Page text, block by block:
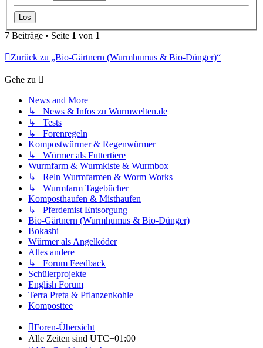
7 Beiträge • Seite 1 von 1
Zurück zu „Bio-Gärtnern (Wurmhumus & Bio-Dünger)“
Gehe zu
News and More
↳ News & Infos zu Wurmwelten.de
↳ Tests
↳ Forenregeln
Kompostwürmer & Regenwürmer
↳ Würmer als Futtertiere
Wurmfarm & Wurmkiste & Wurmbox
↳ Reln Wurmfarmen & Worm Works
↳ Wurmfarm Tagebücher
Komposthaufen & Misthaufen
↳ Pferdemist Entsorgung
Bio-Gärtnern (Wurmhumus & Bio-Dünger)
Bokashi
Würmer als Angelköder
Alles andere
↳ Forum Feedback
Schülerprojekte
English Forum
Terra Preta & Pflanzenkohle
Komposttee
Foren-Übersicht
Alle Zeiten sind UTC+01:00